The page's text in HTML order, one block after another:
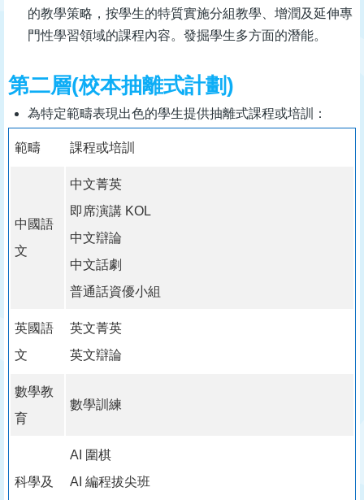
的教學策略，按學生的特質實施分組教學、增潤及延伸專
門性學習領域的課程內容。發掘學生多方面的潛能。
第二層(校本抽離式計劃)
為特定範疇表現出色的學生提供抽離式課程或培訓：
範疇 課程或培訓
中國語
文
中文菁英
即席演講 KOL
中文辯論
中文話劇
普通話資優小組
英國語
文
英文菁英
英文辯論
數學教
育
數學訓練
科學及
AI 圍棋
AI 編程拔尖班